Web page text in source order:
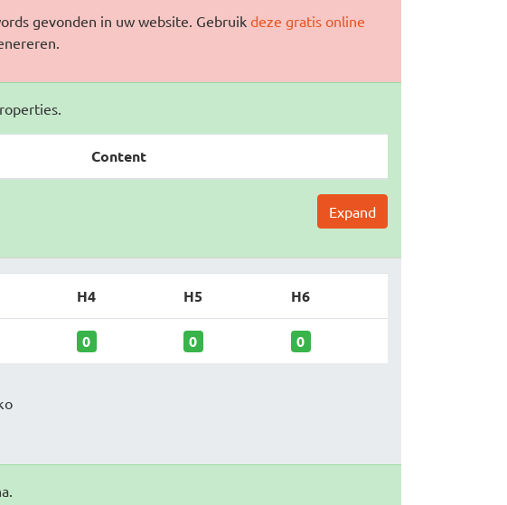
gevonden in uw website. Gebruik deze gratis online
Content
Expand
H4 H5 H6
0 0 0